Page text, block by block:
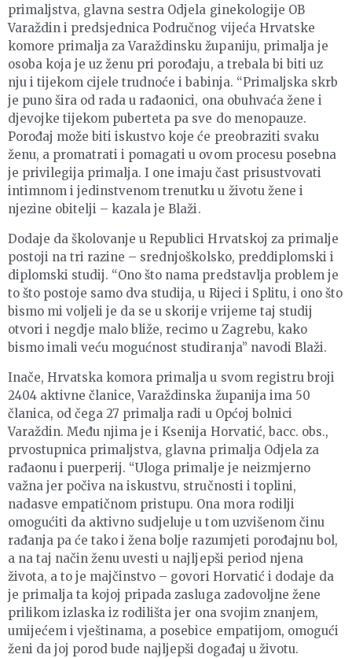
primaljstva, glavna sestra Odjela ginekologije OB
Varaždin i predsjednica Područnog vijeća Hrvatske
komore primalja za Varaždinsku županiju, primalja je
osoba koja je uz ženu pri porođaju, a trebala bi biti uz
nju i tijekom cijele trudnoće i babinja. “Primaljska skrb
je puno šira od rada u rađaonici, ona obuhvaća žene i
djevojke tijekom puberteta pa sve do menopauze.
Porođaj može biti iskustvo koje će preobraziti svaku
ženu, a promatrati i pomagati u ovom procesu posebna
je privilegija primalja. I one imaju čast prisustvovati
intimnom i jedinstvenom trenutku u životu žene i
njezine obitelji – kazala je Blaži.
Dodaje da školovanje u Republici Hrvatskoj za primalje
postoji na tri razine – srednjoškolsko, preddiplomski i
diplomski studij. “Ono što nama predstavlja problem je
to što postoje samo dva studija, u Rijeci i Splitu, i ono što
bismo mi voljeli je da se u skorije vrijeme taj studij
otvori i negdje malo bliže, recimo u Zagrebu, kako
bismo imali veću mogućnost studiranja” navodi Blaži.
Inače, Hrvatska komora primalja u svom registru broji
2404 aktivne članice, Varaždinska županija ima 50
članica, od čega 27 primalja radi u Općoj bolnici
Varaždin. Među njima je i Ksenija Horvatić, bacc. obs.,
prvostupnica primaljstva, glavna primalja Odjela za
rađaonu i puerperij. “Uloga primalje je neizmjerno
važna jer počiva na iskustvu, stručnosti i toplini,
nadasve empatičnom pristupu. Ona mora rodilji
omogućiti da aktivno sudjeluje u tom uzvišenom činu
rađanja pa će tako i žena bolje razumjeti porođajnu bol,
a na taj način ženu uvesti u najljepši period njena
života, a to je majčinstvo – govori Horvatić i dodaje da
je primalja ta kojoj pripada zasluga zadovoljne žene
prilikom izlaska iz rodilišta jer ona svojim znanjem,
umijećem i vještinama, a posebice empatijom, omogući
ženi da joj porod bude najljepši događaj u životu.